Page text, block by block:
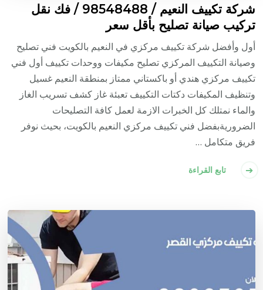
شركة تكييف النعيم / 98548488 / فك نقل
تركيب صيانة تصليح بأقل سعر
أول وأفضل شركة تكييف مركزي في النعيم بالكويت فني تصليح
وصيانة التكييف المركزي تصليح مكيفات ووحدات تكييف أول فني
تكييف مركزي هندي أو باكستاني ممتاز بمنطقة النعيم غسيل
وتنظيف المكيفات دكتات التكييف تعبئة غاز كشف تسريب الغاز
والماء نمتلك كل الخبرات الازمة لعمل كافة التصليحات
الضروريةبفضل فني تكييف مركزي النعيم بالكويت، بحيث نوفر
فريق متكامل …
تابع القراءة